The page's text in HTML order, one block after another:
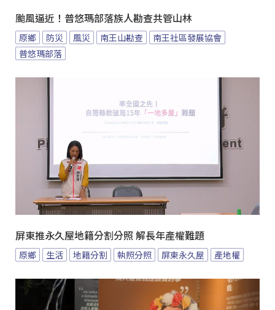
颱風逼近！普悠瑪部落族人勘查共管山林
原鄉 防災 風災 南王山勘查
南王社區發展協會
普悠瑪部落
屏東推永久屋地籍分割分照 解長年產權難題
原鄉 生活 地籍分割 執照分照 屏東永久屋 產地權